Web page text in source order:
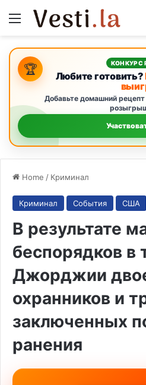
Menu
🏆 КОНКУРС
Любите готовить?
Добавьте домашний рецепт
Home / Криминал
Криминал События США
В результате
беспорядков в
Джорджии
охранников и
заключенных
ранения